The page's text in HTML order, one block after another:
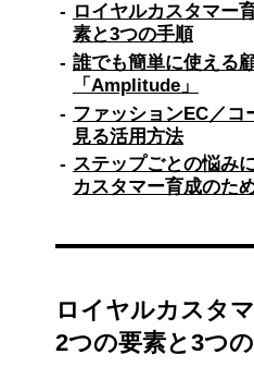
ロイヤルカスタマー
素と3つの手順
誰でも簡単に使える
「Amplitude」
ファッションEC／コ
見る活用方法
ステップごとの悩み
カスタマー育成のた
ロイヤルカスタ
2つの要素と3つ